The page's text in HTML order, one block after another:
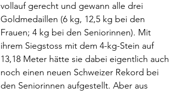
vollauf gerecht und gewann alle drei
Goldmedaillen (6 kg, 12,5 kg bei den
Frauen; 4 kg bei den Seniorinnen). Mit
ihrem Siegstoss mit dem 4-kg-Stein auf
13,18 Meter hätte sie dabei eigentlich auch
noch einen neuen Schweizer Rekord bei
den Seniorinnen aufgestellt. Aber aus